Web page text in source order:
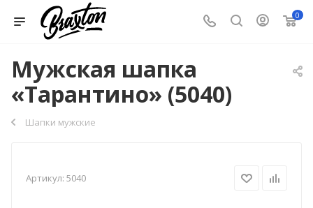
0
Мужская шапка
«Тарантино» (5040)
Шапки мужские
Артикул: 5040